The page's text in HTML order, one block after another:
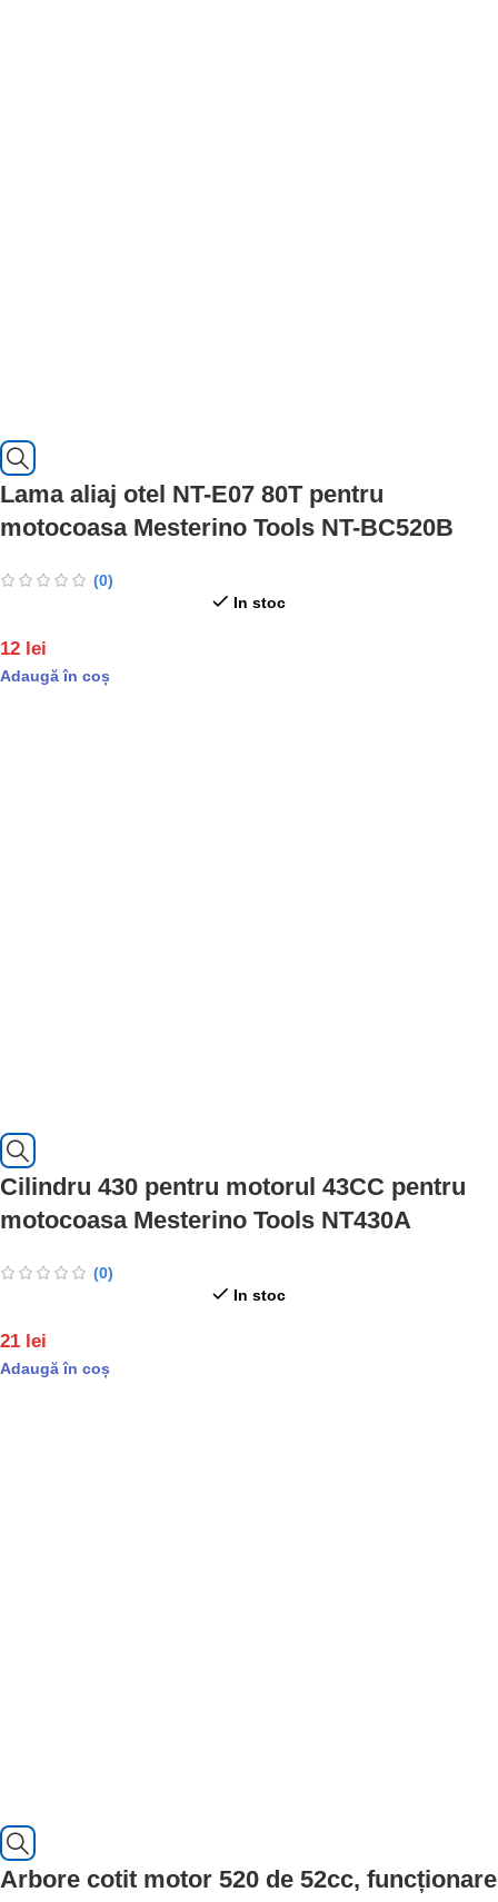
Lama aliaj otel NT-E07 80T pentru
motocoasa Mesterino Tools NT-BC520B
(0)
In stoc
12 lei
Adaugă în coș
Cilindru 430 pentru motorul 43CC pentru
motocoasa Mesterino Tools NT430A
(0)
In stoc
21 lei
Adaugă în coș
Arbore cotit motor 520 de 52cc, funcționare